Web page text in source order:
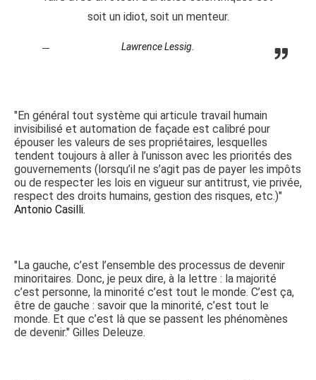
soit un idiot, soit un menteur.
Lawrence Lessig.
"En général tout système qui articule travail humain
invisibilisé et automation de façade est calibré pour
épouser les valeurs de ses propriétaires, lesquelles
tendent toujours à aller à l’unisson avec les priorités des
gouvernements (lorsqu’il ne s’agit pas de payer les impôts
ou de respecter les lois en vigueur sur antitrust, vie privée,
respect des droits humains, gestion des risques, etc.)"
Antonio Casilli.
"La gauche, c’est l’ensemble des processus de devenir
minoritaires. Donc, je peux dire, à la lettre : la majorité
c’est personne, la minorité c’est tout le monde. C’est ça,
être de gauche : savoir que la minorité, c’est tout le
monde. Et que c’est là que se passent les phénomènes
de devenir." Gilles Deleuze.